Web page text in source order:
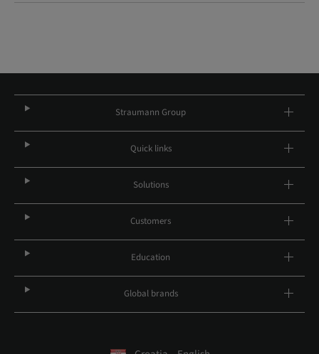
Straumann Group
Quick links
Solutions
Customers
Education
Global brands